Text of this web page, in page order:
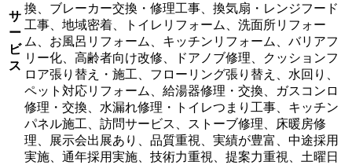
サ
ー
ビ
ス
換、ブレーカー交換・修理工事、換気扇・レンジフード
工事、地域密着、トイレリフォーム、洗面所リフォー
ム、お風呂リフォーム、キッチンリフォーム、バリアフ
リー化、高齢者向け改修、ドアノブ修理、クッションフ
ロア張り替え・施工、フローリング張り替え、水回り、
ペット対応リフォーム、給湯器修理・交換、ガスコンロ
修理・交換、水漏れ修理・トイレつまり工事、キッチン
パネル施工、訪問サービス、ストーブ修理、床暖房修
理、展示会出展あり、品質重視、実績が豊富、中途採用
実施、通年採用実施、技術力重視、提案力重視、土曜日